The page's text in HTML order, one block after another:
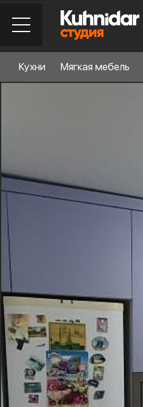
Кухни Мягкая мебель